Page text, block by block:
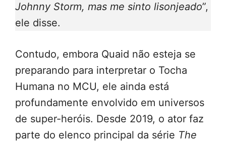
Johnny Storm, mas me sinto lisonjeado”,
ele disse.
Contudo, embora Quaid não esteja se
preparando para interpretar o Tocha
Humana no MCU, ele ainda está
profundamente envolvido em universos
de super-heróis. Desde 2019, o ator faz
parte do elenco principal da série The